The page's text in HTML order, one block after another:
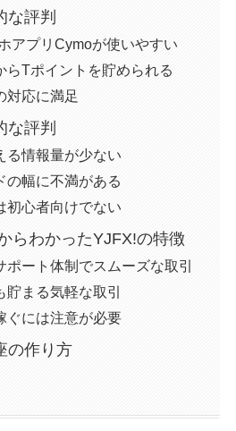
な評判
アプリCymoが使いやすい
らTポイントを貯められる
対応に満足
な評判
る情報量が少ない
の幅に不満がある
初心者向けでない
らわかったYJFX!の特徴
ポート体制でスムーズな取引
貯まる気軽な取引
ぐには注意が必要
の作り方